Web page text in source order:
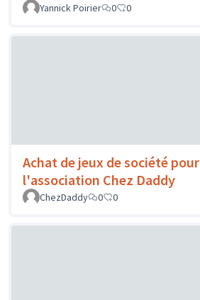
Yannick Poirier
0 0
Achat de jeux de société pour
l'association Chez Daddy
ChezDaddy
0 0